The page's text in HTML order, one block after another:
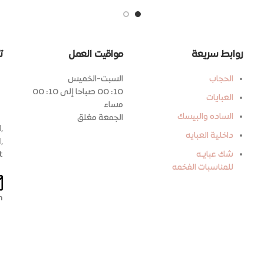
روابط سريعة
الحجاب
العبايات
الساده والبيسك
داخلية العبايه
شك عبايـه
للمناسبات الفخمه
مواقيت العمل
السبت-الخميس
10: 00 صباحا إلى 10: 00
مساء
الجمعة مغلق